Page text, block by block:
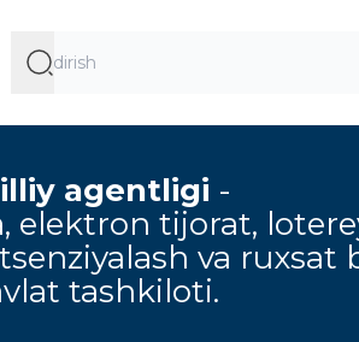
agentligi -
elektron tijorat,
va ruxsat
tashkiloti.